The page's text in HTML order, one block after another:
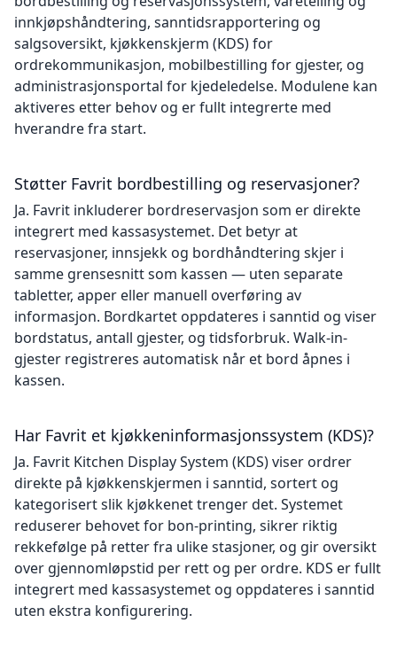
innkjøpshåndtering, sanntidsrapportering og
salgsoversikt, kjøkkenskjerm (KDS) for
ordrekommunikasjon, mobilbestilling for gjester, og
administrasjonsportal for kjedeledelse. Modulene kan
aktiveres etter behov og er fullt integrerte med
hverandre fra start.
Støtter Favrit bordbestilling og reservasjoner?
Ja. Favrit inkluderer bordreservasjon som er direkte
integrert med kassasystemet. Det betyr at
reservasjoner, innsjekk og bordhåndtering skjer i
samme grensesnitt som kassen — uten separate
tabletter, apper eller manuell overføring av
informasjon. Bordkartet oppdateres i sanntid og viser
bordstatus, antall gjester, og tidsforbruk. Walk-in-
gjester registreres automatisk når et bord åpnes i
kassen.
Har Favrit et kjøkkeninformasjonssystem (KDS)?
Ja. Favrit Kitchen Display System (KDS) viser ordrer
direkte på kjøkkenskjermen i sanntid, sortert og
kategorisert slik kjøkkenet trenger det. Systemet
reduserer behovet for bon-printing, sikrer riktig
rekkefølge på retter fra ulike stasjoner, og gir oversikt
over gjennomløpstid per rett og per ordre. KDS er fullt
integrert med kassasystemet og oppdateres i sanntid
uten ekstra konfigurering.